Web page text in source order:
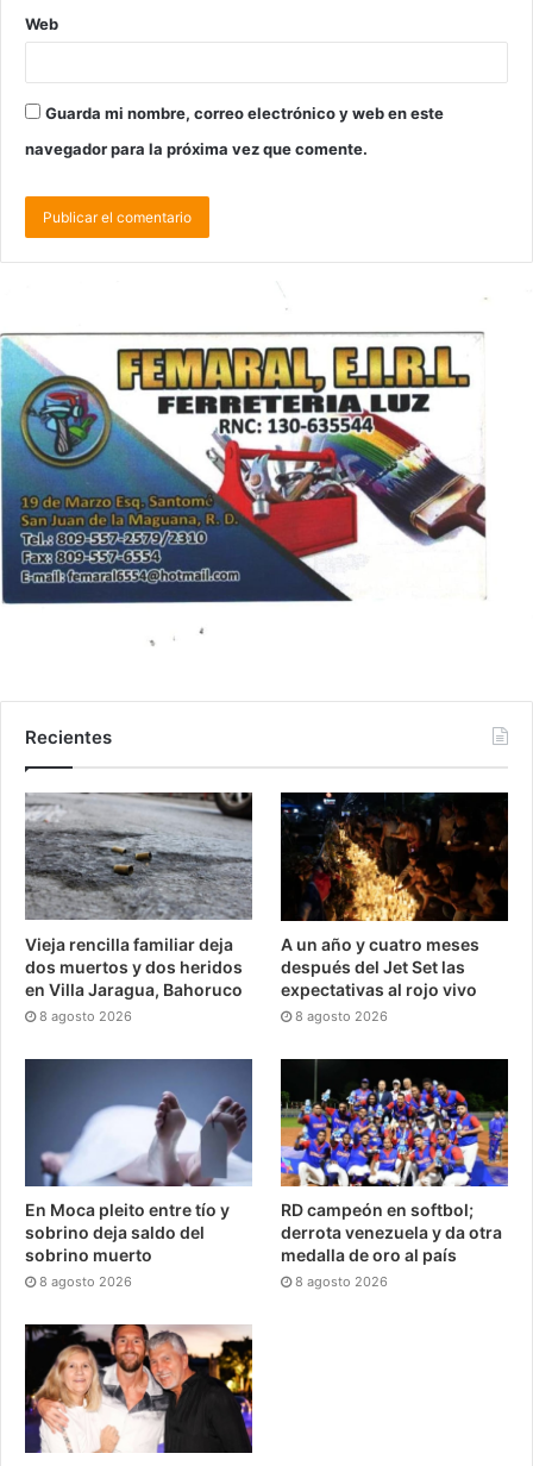
Web
Guarda mi nombre, correo electrónico y web en este
navegador para la próxima vez que comente.
Recientes
Vieja rencilla familiar deja
dos muertos y dos heridos
en Villa Jaragua, Bahoruco
8 agosto 2026
A un año y cuatro meses
después del Jet Set las
expectativas al rojo vivo
8 agosto 2026
En Moca pleito entre tío y
sobrino deja saldo del
sobrino muerto
8 agosto 2026
RD campeón en softbol;
derrota venezuela y da otra
medalla de oro al país
8 agosto 2026